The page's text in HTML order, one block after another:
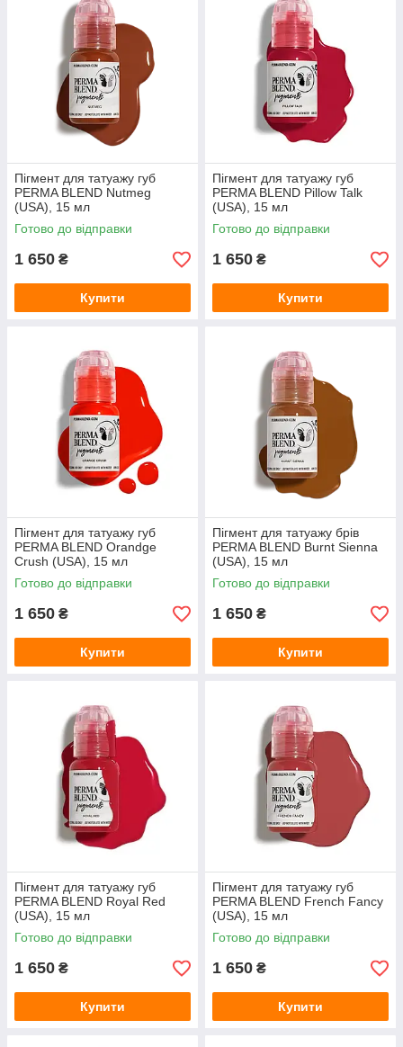
Пігмент для татуажу губ
PERMA BLEND Nutmeg
(USA), 15 мл
Готово до відправки
1 650 ₴
Купити
Пігмент для татуажу губ
PERMA BLEND Pillow Talk
(USA), 15 мл
Готово до відправки
1 650 ₴
Купити
Пігмент для татуажу губ
PERMA BLEND Orandge
Crush (USA), 15 мл
Готово до відправки
1 650 ₴
Купити
Пігмент для татуажу брів
PERMA BLEND Burnt Sienna
(USA), 15 мл
Готово до відправки
1 650 ₴
Купити
Пігмент для татуажу губ
PERMA BLEND Royal Red
(USA), 15 мл
Готово до відправки
1 650 ₴
Купити
Пігмент для татуажу губ
PERMA BLEND French Fancy
(USA), 15 мл
Готово до відправки
1 650 ₴
Купити